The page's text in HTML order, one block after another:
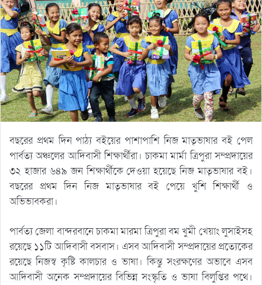
বছরের প্রথম দিন পাঠ্য বইয়ের পাশাপাশি নিজ মাতৃভাষার বই পেল
পার্বত্য অঞ্চলের আদিবাসী শিক্ষার্থীরা। চাকমা মার্মা ত্রিপুরা সম্প্রদায়ের
৩২ হাজার ৬৪৯ জন শিক্ষার্থীকে দেওয়া হয়েছে নিজ মাতৃভাষার বই।
বছরের প্রথম দিন নিজ মাতৃভাষার বই পেয়ে খুশি শিক্ষার্থী ও
অভিভাবকরা।
পার্বত্য জেলা বান্দরবানে চাকমা মারমা ত্রিপুরা বম খুমী খেয়াং লুসাইসহ
রয়েছে ১১টি আদিবাসী বসবাস। এসব আদিবাসী সম্প্রদায়ের প্রত্যেকের
রয়েছে নিজস্ব কৃষ্টি কালচার ও ভাষা। কিন্তু সংরক্ষণের অভাবে এসব
আদিবাসী অনেক সম্প্রদায়ের বিভিন্ন সংস্কৃতি ও ভাষা বিলুপ্তির পথে।